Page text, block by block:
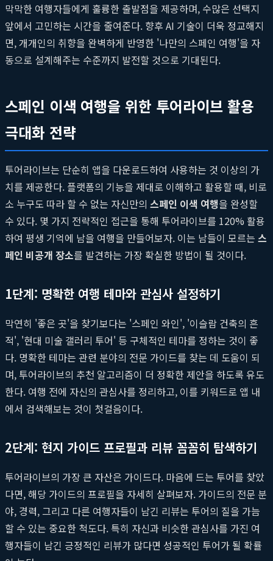
막막한 여행자들에게 훌륭한 출발점을 제공하며, 수많은 선택지
앞에서 고민하는 시간을 줄여준다. 향후 AI 기술이 더욱 정교해지
면, 개개인의 취향을 완벽하게 반영한 '나만의 스페인 여행'을 자
동으로 설계해주는 수준까지 발전할 것으로 기대된다.
스페인 이색 여행을 위한 투어라이브 활용
극대화 전략
투어라이브는 단순히 앱을 다운로드하여 사용하는 것 이상의 가
치를 제공한다. 플랫폼의 기능을 제대로 이해하고 활용할 때, 비로
소 누구도 따라 할 수 없는 자신만의 스페인 이색 여행을 완성할
수 있다. 몇 가지 전략적인 접근을 통해 투어라이브를 120% 활용
하여 평생 기억에 남을 여행을 만들어보자. 이는 남들이 모르는 스
페인 비공개 장소를 발견하는 가장 확실한 방법이 될 것이다.
1단계: 명확한 여행 테마와 관심사 설정하기
막연히 '좋은 곳'을 찾기보다는 '스페인 와인', '이슬람 건축의 흔
적', '현대 미술 갤러리 투어' 등 구체적인 테마를 정하는 것이 좋
다. 명확한 테마는 관련 분야의 전문 가이드를 찾는 데 도움이 되
며, 투어라이브의 추천 알고리즘이 더 정확한 제안을 하도록 유도
한다. 여행 전에 자신의 관심사를 정리하고, 이를 키워드로 앱 내
에서 검색해보는 것이 첫걸음이다.
2단계: 현지 가이드 프로필과 리뷰 꼼꼼히 탐색하기
투어라이브의 가장 큰 자산은 가이드다. 마음에 드는 투어를 찾았
다면, 해당 가이드의 프로필을 자세히 살펴보자. 가이드의 전문 분
야, 경력, 그리고 다른 여행자들이 남긴 리뷰는 투어의 질을 가늠
할 수 있는 중요한 척도다. 특히 자신과 비슷한 관심사를 가진 여
행자들이 남긴 긍정적인 리뷰가 많다면 성공적인 투어가 될 확률